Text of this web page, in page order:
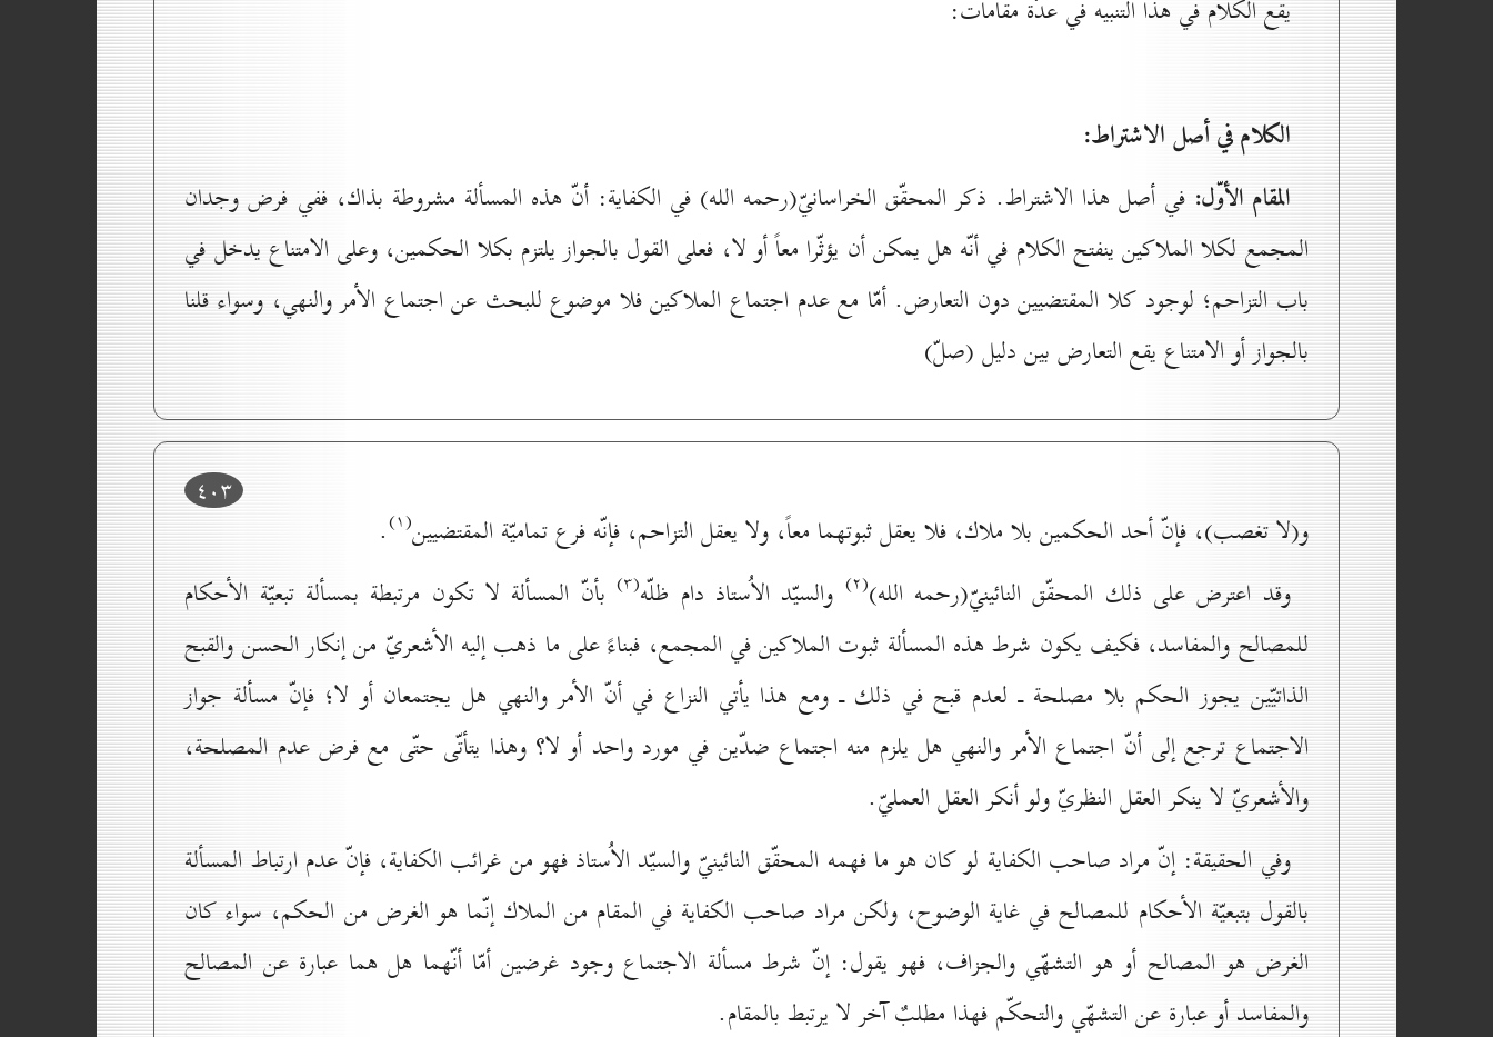
يقع الكلام في هذا التنبيه في عدّة مقامات:
الكلام في أصل الاشتراط:
المقام الأوّل: في أصل هذا الاشتراط. ذكر المحقّق الخراسانيّ(رحمه الله) في الكفاية: أنّ هذه المسألة مشروطة بذاك، ففي فرض وجدان
المجمع لكلا الملاكين ينفتح الكلام في أنّه هل يمكن أن يؤثّرا معاً أو لا، فعلى القول بالجواز يلتزم بكلا الحكمين، وعلى الامتناع يدخل في
باب التزاحم؛ لوجود كلا المقتضيين دون التعارض. أمّا مع عدم اجتماع الملاكين فلا موضوع للبحث عن اجتماع الأمر والنهي، وسواء قلنا
بالجواز أو الامتناع يقع التعارض بين دليل (صلّ)
٤٠۳
و(لا تغصب)، فإنّ أحد الحكمين بلا ملاك، فلا يعقل ثبوتهما معاً، ولا يعقل التزاحم، فإنّه فرع تماميّة المقتضيين(۱)
.
وقد اعترض على ذلك المحقّق النائينيّ(رحمه الله)(۲) والسيّد الاُستاذ دام ظلّه(۳) بأنّ المسألة لا تكون مرتبطة بمسألة تبعيّة الأحكام
للمصالح والمفاسد، فكيف يكون شرط هذه المسألة ثبوت الملاكين في المجمع، فبناءً على ما ذهب إليه الأشعريّ من إنكار الحسن والقبح
الذاتيّين يجوز الحكم بلا مصلحة ـ لعدم قبح في ذلك ـ ومع هذا يأتي النزاع في أنّ الأمر والنهي هل يجتمعان أو لا؛ فإنّ مسألة جواز
الاجتماع ترجع إلى أنّ اجتماع الأمر والنهي هل يلزم منه اجتماع ضدّين في مورد واحد أو لا؟ وهذا يتأتّى حتّى مع فرض عدم المصلحة،
والأشعريّ لا ينكر العقل النظريّ ولو أنكر العقل العمليّ.
وفي الحقيقة: إنّ مراد صاحب الكفاية لو كان هو ما فهمه المحقّق النائينيّ والسيّد الاُستاذ فهو من غرائب الكفاية، فإنّ عدم ارتباط المسألة
بالقول بتبعيّة الأحكام للمصالح في غاية الوضوح، ولكن مراد صاحب الكفاية في المقام من الملاك إنّما هو الغرض من الحكم، سواء كان
الغرض هو المصالح أو هو التشهّي والجزاف، فهو يقول: إنّ شرط مسألة الاجتماع وجود غرضين أمّا أنّهما هل هما عبارة عن المصالح
والمفاسد أو عبارة عن التشهّي والتحكّم فهذا مطلبٌ آخر لا يرتبط بالمقام.